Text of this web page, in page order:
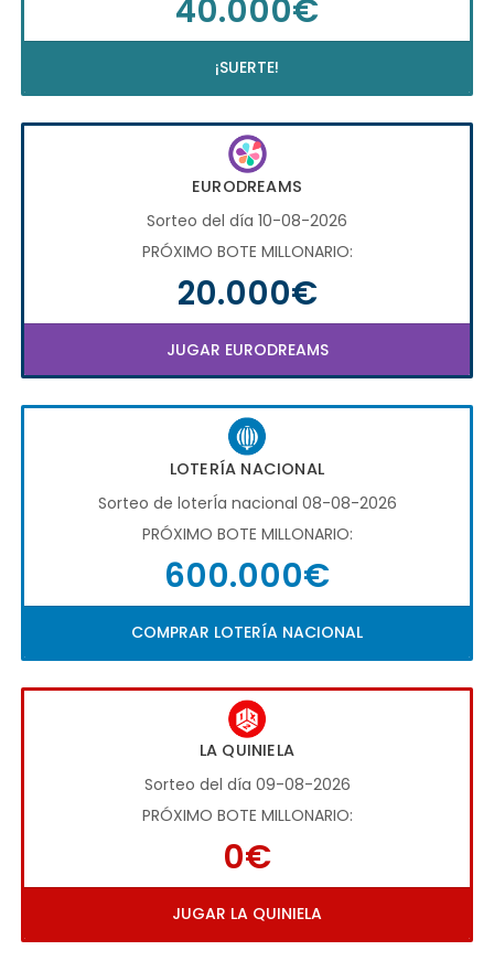
40.000€
¡SUERTE!
EURODREAMS
Sorteo del día 10-08-2026
PRÓXIMO BOTE MILLONARIO:
20.000€
JUGAR EURODREAMS
LOTERÍA NACIONAL
Sorteo de loterÍa nacional 08-08-2026
PRÓXIMO BOTE MILLONARIO:
600.000€
COMPRAR LOTERÍA NACIONAL
LA QUINIELA
Sorteo del día 09-08-2026
PRÓXIMO BOTE MILLONARIO:
0€
JUGAR LA QUINIELA